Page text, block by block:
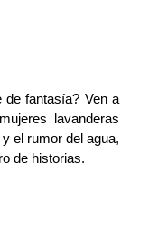
de fantasía? Ven a
lavanderas
el rumor del agua,
de historias.